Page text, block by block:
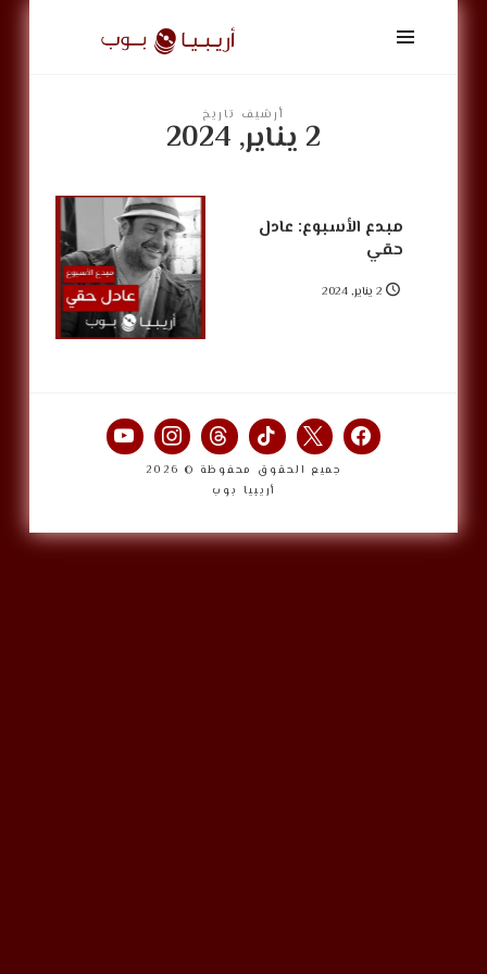
أريبيا
بوب
ArabiaPopأرشيف تاريخ
2 يناير, 2024
مبدع الأسبوع: عادل
حقي
2 يناير, 2024
جميع الحقوق محفوظة © 2026
أريبيا بوب